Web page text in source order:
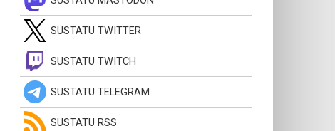
SUSTATU TWITTER
SUSTATU TWITCH
SUSTATU TELEGRAM
SUSTATU RSS